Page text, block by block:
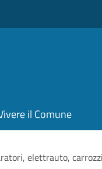
il Comune
elettrauto,